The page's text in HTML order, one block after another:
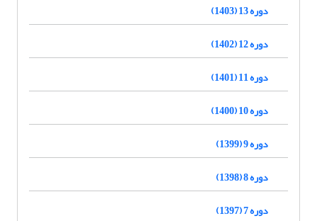
دوره 13 (1403)
دوره 12 (1402)
دوره 11 (1401)
دوره 10 (1400)
دوره 9 (1399)
دوره 8 (1398)
دوره 7 (1397)